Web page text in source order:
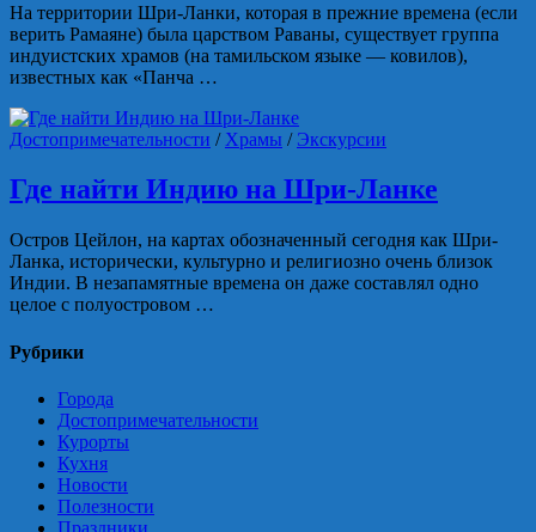
На территории Шри-Ланки, которая в прежние времена (если
верить Рамаяне) была царством Раваны, существует группа
индуистских храмов (на тамильском языке — ковилов),
известных как «Панча …
Достопримечательности / Храмы / Экскурсии
Где найти Индию на Шри-Ланке
Остров Цейлон, на картах обозначенный сегодня как Шри-
Ланка, исторически, культурно и религиозно очень близок
Индии. В незапамятные времена он даже составлял одно
целое с полуостровом …
Рубрики
Города
Достопримечательности
Курорты
Кухня
Новости
Полезности
Праздники